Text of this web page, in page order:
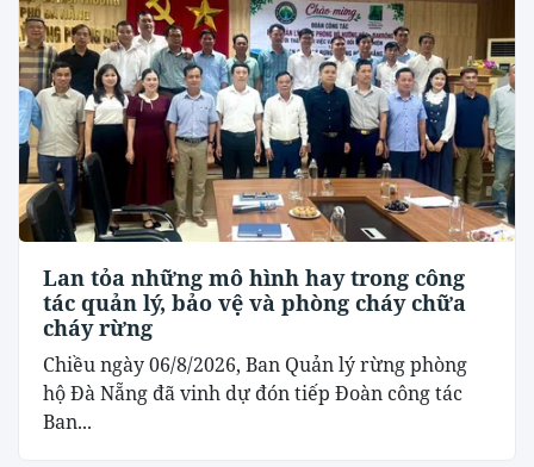
Lan tỏa những mô hình hay trong công
tác quản lý, bảo vệ và phòng cháy chữa
cháy rừng
Chiều ngày 06/8/2026, Ban Quản lý rừng phòng
hộ Đà Nẵng đã vinh dự đón tiếp Đoàn công tác
Ban...